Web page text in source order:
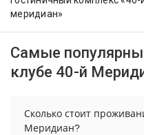
меридиан»
Самые
клубе 40-й
Сколько стоит
Меридиан?